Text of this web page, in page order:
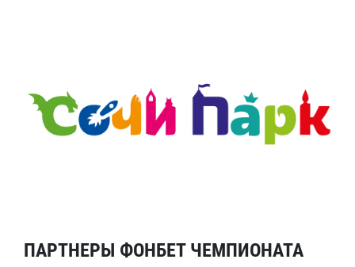
ПАРТНЕРЫ ФОНБЕТ ЧЕМПИОНАТА